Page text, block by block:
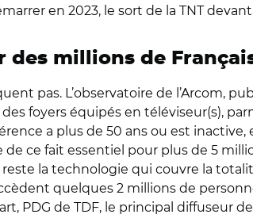
en 2023, le sort de la TNT
des millions de
pas. L’observatoire de l’Arcom,
foyers équipés en téléviseur(s),
a plus de 50 ans ou est
ce fait essentiel pour plus de 5
la technologie qui couvre la
quelques 2 millions de
PDG de TDF, le principal diffuseur